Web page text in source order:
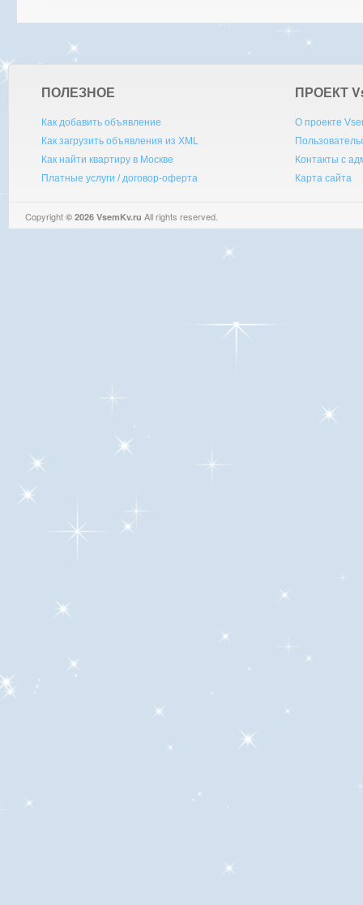
ПОЛЕЗНОЕ
Как добавить объявление
Как загрузить объявления из XML
Как найти квартиру в Москве
Платные услуги / договор-оферта
ПРОЕКТ V
О проекте
Контакты с
Карта сайта
Copyright © 2026 VsemKv.ru All rights reserved.